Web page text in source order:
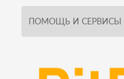
ПОМОЩЬ И СЕРВИСЫ